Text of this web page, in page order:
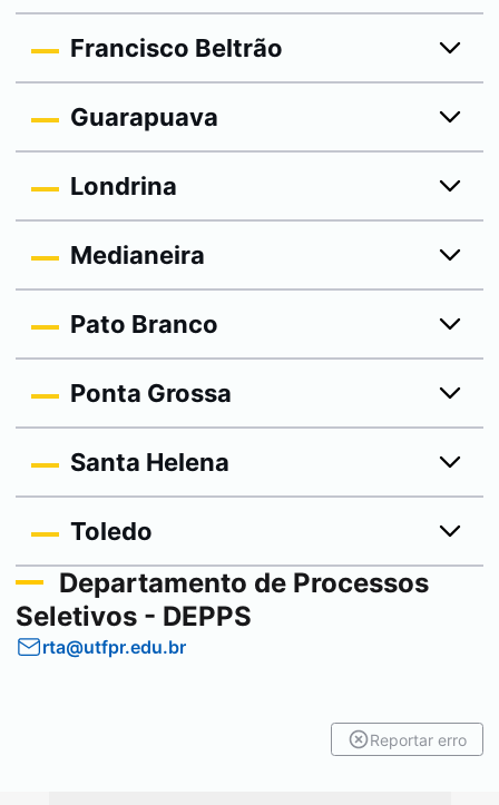
Francisco Beltrão
Guarapuava
Londrina
Medianeira
Pato Branco
Ponta Grossa
Santa Helena
Toledo
Departamento de Processos
Seletivos - DEPPS
rta@utfpr.edu.br
Reportar erro